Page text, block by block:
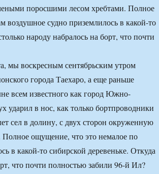
поросшими лесом хребтами. Полное
воздушное судно приземлилось в какой-то
народу набралось на борт, что почти
мы воскресным сентябрьским утром
города Таехаро, а еще раньше
всем известного как город Южно-
ударил в нос, как только бортпроводники
сел в долину, с двух сторон окруженную
ощущение, что это немалое по
в какой-то сибирской деревеньке. Откуда
что почти полностью забили 96-й Ил?